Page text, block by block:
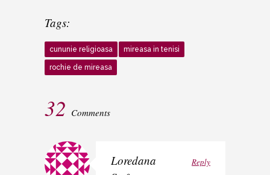
Tags:
cununie religioasa mireasa in tenisi
rochie de mireasa
32 Comments
Loredana
Reply